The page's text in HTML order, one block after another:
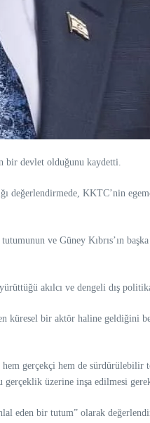
bir devlet olduğunu kaydetti.
değerlendirmede, KKTC’nin
ve Güney Kıbrıs’ın başka
akılcı ve dengeli dış
küresel bir aktör haline geldiğini
gerçekçi hem de
gerçeklik üzerine inşa edilmesi
bir tutum” olarak